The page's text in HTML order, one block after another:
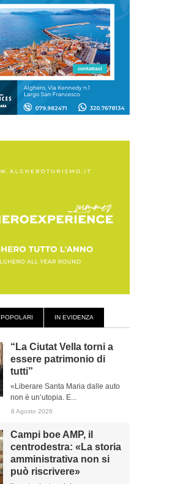
POPOLARI IN EVIDENZA
“La Ciutat Vella torni a
essere patrimonio di
tutti”
«Liberare Santa Maria dalle auto
non è un’utopia. E...
8 Agosto 2026
Campi boe AMP, il
centrodestra: «La storia
amministrativa non si
può riscrivere»